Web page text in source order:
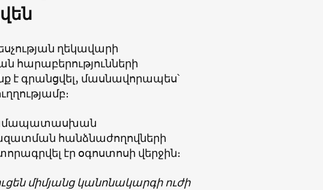
ղեկավարի
հարաբերությունների
է գրանցվել, մասնավորապես՝
համապատասխան
հանձնաժողովների
էր օգոստոսի վերջին։
միմյանց կանոնակարգի ուժի